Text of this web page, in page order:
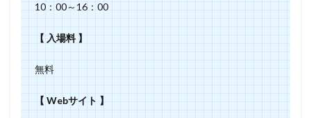
10：00～16：00
【 入場料 】
無料
【 Webサイト 】